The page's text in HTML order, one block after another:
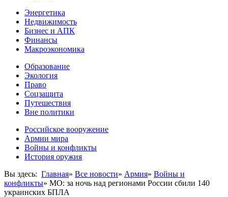
Энергетика
Недвижимость
Бизнес и АПК
Финансы
Макроэкономика
Образование
Экология
Право
Соцзащита
Путешествия
Вне политики
Российское вооружение
Армии мира
Войны и конфликты
История оружия
Вы здесь: Главная» Все новости» Армия» Войны и
конфликты» МО: за ночь над регионами России сбили 140
украинских БПЛА